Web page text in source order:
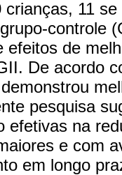
crianças, 11
controle
efeitos de
De acordo
pesquisa
efetivas na
e com
em longo